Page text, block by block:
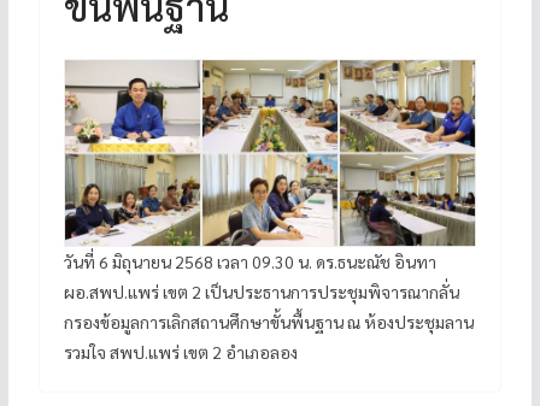
วันที่ 6 มิถุนายน 2568 เวลา 09.30 น. ดร.ธนะณัช อินทา
ผอ.สพป.แพร่ เขต 2 เป็นประธานการประชุมพิจารณากลั่น
กรองข้อมูลการเลิกสถานศึกษาขั้นพื้นฐาน ณ ห้องประชุมลาน
รวมใจ สพป.แพร่ เขต 2 อำเภอลอง